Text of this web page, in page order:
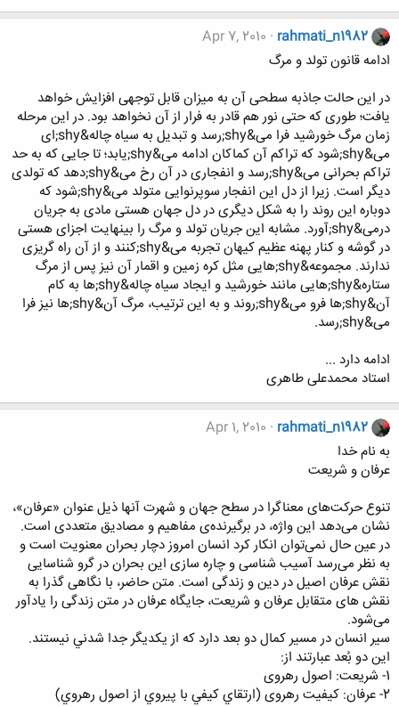
rahmati_n1982
Apr 7, 2010
ادامه قانون تولد و مرگ
در این حالت جاذبه سطحی آن به میزان قابل توجهی افزایش خواهد
یافت؛ طوری که حتی نور هم قادر به فرار از آن نخواهد بود. در این مرحله
زمان مرگ خورشید فرا می&shy;رسد و تبدیل به سیاه چاله&shy;ای
می&shy;شود که تراکم آن کماکان ادامه می&shy;یابد؛ تا جایی که به حد
تراکم بحرانی می&shy;رسد و انفجاری در آن رخ می&shy;دهد که تولدی
دیگر است. زیرا از دل این انفجار سوپرنوایی متولد می&shy;شود که
دوباره این روند را به شکل دیگری در دل جهان هستی مادی به جریان
درمی&shy;آورد. مشابه این جریان تولد و مرگ را بینهایت اجزای هستی
در گوشه و کنار پهنه عظیم کیهان تجربه می&shy;کنند و از آن راه گریزی
ندارند. مجموعه&shy;هایی مثل کره زمین و اقمار آن نیز پس از مرگ
ستاره&shy;هایی مانند خورشید و ایجاد سیاه چاله&shy;ها به کام
آن&shy;ها فرو می&shy;روند و به این ترتیب، مرگ آن&shy;ها نیز فرا
می&shy;رسد.
ادامه دارد ...
استاد محمدعلی طاهری
rahmati_n1982
Apr 1, 2010
به نام خدا
عرفان و شریعت
تنوع حرکت‌های معناگرا در سطح جهان و شهرت آنها ذیل عنوان «عرفان»،
نشان می‌دهد این واژه، در برگیرنده‌ی مفاهیم و مصادیق متعددی است.
در عین حال نمی‌توان انکار کرد انسان امروز دچار بحران معنویت است و
به نظر می‌رسد آسیب شناسی و چاره سازی این بحران در گرو شناسایی
نقش عرفان اصیل در دین و زندگی است. متن حاضر، با نگاهی گذرا به
نقش های متقابل عرفان و شریعت، جایگاه عرفان در متن زندگی را یادآور
می‌شود.
سير انسان در مسير كمال دو بعد دارد كه از يكديگر جدا شدني نيستند.
این دو بُعد عبارتند از:
1- شريعت: اصول رهروی
2- عرفان: کیفیت رهروی (ارتقاي كيفي با پيروي از اصول رهروي)